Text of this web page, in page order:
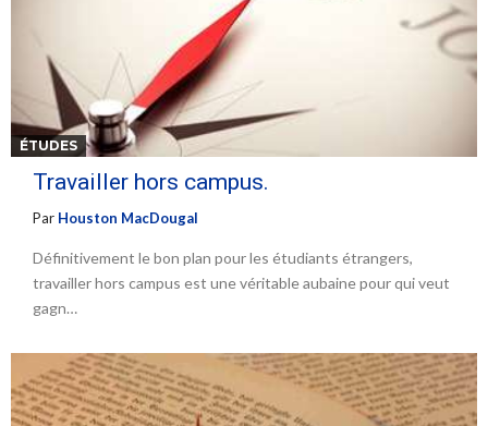
ÉTUDES
Travailler hors campus.
Par Houston MacDougal
Définitivement le bon plan pour les étudiants étrangers,
travailler hors campus est une véritable aubaine pour qui veut
gagn…